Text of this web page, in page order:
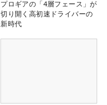
プロギアの「4層フェース」が
切り開く高初速ドライバーの
新時代